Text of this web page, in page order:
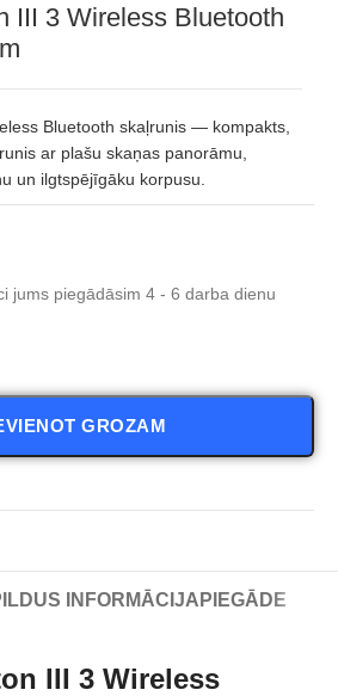
III 3 Wireless Bluetooth
Bluetooth skaļrunis — kompakts,
ar plašu skaņas panorāmu,
un ilgtspējīgāku korpusu.
jums piegādāsim 4 - 6 darba dienu
GROZAM
INFORMĀCIJA PIEGĀDE
III 3 Wireless